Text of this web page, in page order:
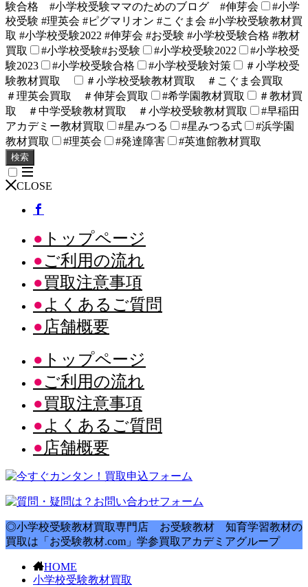
験合格 #小学校受験ママのためのブログ #伸芽会
#小学
校受験 #理英会 #ピグマリオン #こぐま会 #小学校受験教材買
取 #小学校受験2022 #伸芽会 #お受験 #小学校受験合格 #教材
買取
#小学校受験#お受験 #小学校受験2022
#小学校受
験2023
#小学校受験合格 #小学校受験対策
＃小学校受
験教材買取
＃小学校受験教材買取 ＃こぐま会買取
＃理英会買取 ＃伸芽会買取
#希学園教材買取
＃教材買
取 ＃中学受験教材買取 ＃小学校受験教材買取
#早稲田
アカデミー教材買取
#星みつる #星みつる式
#浜学園
教材買取
#理英会 #発達障害 #英進館教材買取
検索
CLOSE
トップページ
ご利用の流れ
買取注意事項
よくあるご質問
店舗概要
トップページ
ご利用の流れ
買取注意事項
よくあるご質問
店舗概要
◎小学校受験教材買取専門店 お受験教材 知育学習教材の
買取は「お受験教材.com」学参買取アカデミアグループ
HOME
小学校受験教材買取